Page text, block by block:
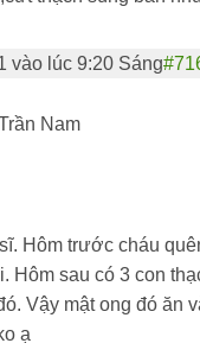
vào lúc 9:20 Sáng
Nam
Hôm trước cháu
Hôm sau có 3 con
Vậy mật ong đó ăn
ạ